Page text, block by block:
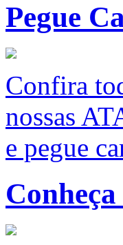
Pegue
Confira
nossas
e pegue